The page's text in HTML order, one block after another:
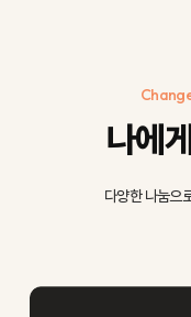
나에
다양한 나눔으